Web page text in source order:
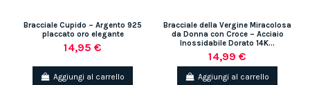
Bracciale Cupido – Argento 925
placcato oro elegante
14,95 €
Aggiungi al carrello
Bracciale della Vergine Miracolosa
da Donna con Croce – Acciaio
Inossidabile Dorato 14K...
14,99 €
Aggiungi al carrello